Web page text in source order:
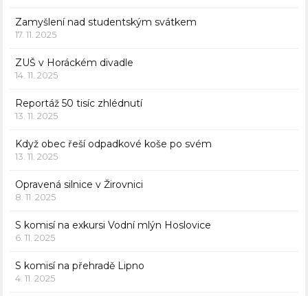
Zamyšlení nad studentským svátkem
17. 11. 2025
ZUŠ v Horáckém divadle
14. 11. 2025
Reportáž 50 tisíc zhlédnutí
13. 11. 2025
Když obec řeší odpadkové koše po svém
13. 11. 2025
Opravená silnice v Žirovnici
8. 11. 2025
S komisí na exkursi Vodní mlýn Hoslovice
6. 11. 2025
S komisí na přehradě Lipno
4. 11. 2025